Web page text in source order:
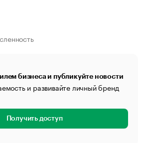
бизнеса и публикуйте новости
и развивайте личный бренд
Получить доступ